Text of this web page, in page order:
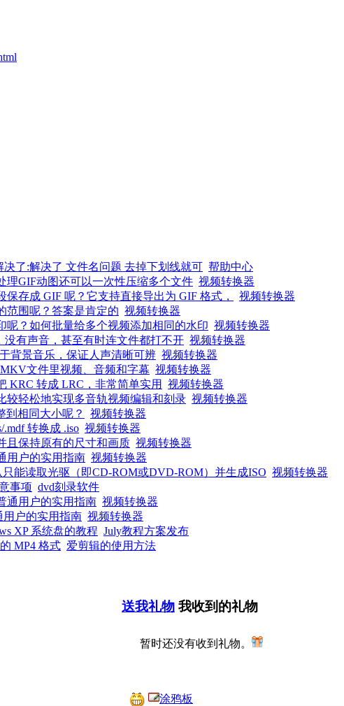
了:解决了 文件名问题 去掉下划线就可 帮助中心
理GIF动图还可以一次性压缩多个文件 视频转换器
存成 GIF 呢？它支持直接导出为 GIF 格式，
视频转换器
范围呢？答案是肯定的 视频转换器
？如何批量给多个视频添加相同的水印 视频转换器
没有声音，甚至有时连文件都打不开 视频转换器
背景音乐，保证人声清晰可辨 视频转换器
文件里视频、音频和字幕 视频转换器
KRC 转成 LRC，非常简单实用
视频转换器
较轻松地实现多音轨视频编辑和刻录 视频转换器
到相同大小呢？
视频转换器
转换成 .iso 视频转换器
且保持原有的尺寸和画质 视频转换器
用户的实用指南 视频转换器
能读取光驱（即CD-ROM或DVD-ROM）并生成ISO 视频转换器
事项 dvd刻录软件
通用户的实用指南 视频转换器
户的实用指南 视频转换器
XP 系统盘的教程 July教程方案发布
MP4 格式 爱剪辑的使用方法
送我礼物 我收到的礼物
暂时还没有收到礼物。
涂鸦板